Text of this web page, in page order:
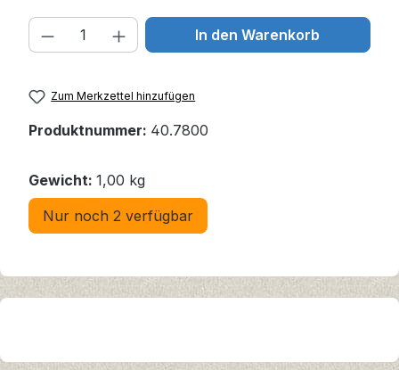
Produkt Anzahl: Gib den
In den Warenkorb
Zum Merkzettel hinzufügen
Produktnummer: 40.7800
Gewicht: 1,00 kg
Nur noch 2 verfügbar